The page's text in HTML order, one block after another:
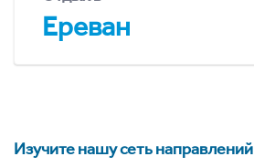
Ереван
Изучите нашу сеть направлений